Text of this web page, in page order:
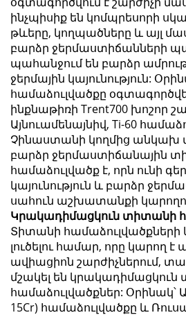
ինչպիսիք են կոմպրեսորի
թևերը, կողպածները և այլ
բարձր ջերմաստիճանների
պահանջում են բարձր
ջերմային կայունություն:
համաձուլվածքը
ինքնաթիռի Trent700 խոշոր
Այնուամենայնիվ, Ti-60
Չինաստանի կողմից անկախ
բարձր ջերմաստիճանային
համաձուլվածք է, որն ունի
կայունություն և բարձր
սահուն աշխատանքի
Կրակադիմացկուն տիտանի
Տիտանի համաձուլվածքների
լուծելու համար, որը կարող
ավիացիոն շարժիչներում,
մշակել են
համաձուլվածքներ: Օրինակ՝
15Cr) համաձուլվածքը և